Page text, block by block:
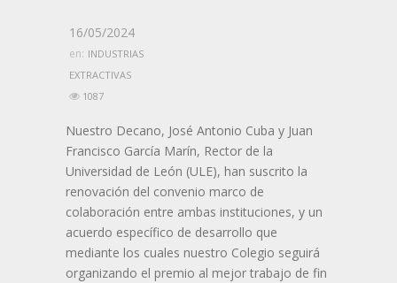
16/05/2024
en: INDUSTRIAS
EXTRACTIVAS
1087
Nuestro Decano, José Antonio Cuba y Juan
Francisco García Marín, Rector de la
Universidad de León (ULE), han suscrito la
renovación del convenio marco de
colaboración entre ambas instituciones, y un
acuerdo específico de desarrollo que
mediante los cuales nuestro Colegio seguirá
organizando el premio al mejor trabajo de fin